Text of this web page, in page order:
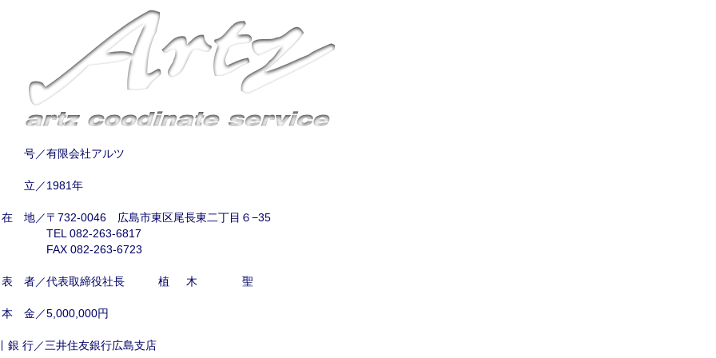
／有限会社アルツ
／1981年
地／〒732-0046 広島市東区尾長東二丁目６−35
TEL 082-263-6817
FAX 082-263-6723
者／代表取締役社長 植木 聖
金／5,000,000円
銀 行／三井住友銀行広島支店